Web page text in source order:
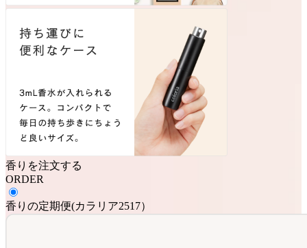
香りを注文する
ORDER
香りの定期便(カラリア2517）